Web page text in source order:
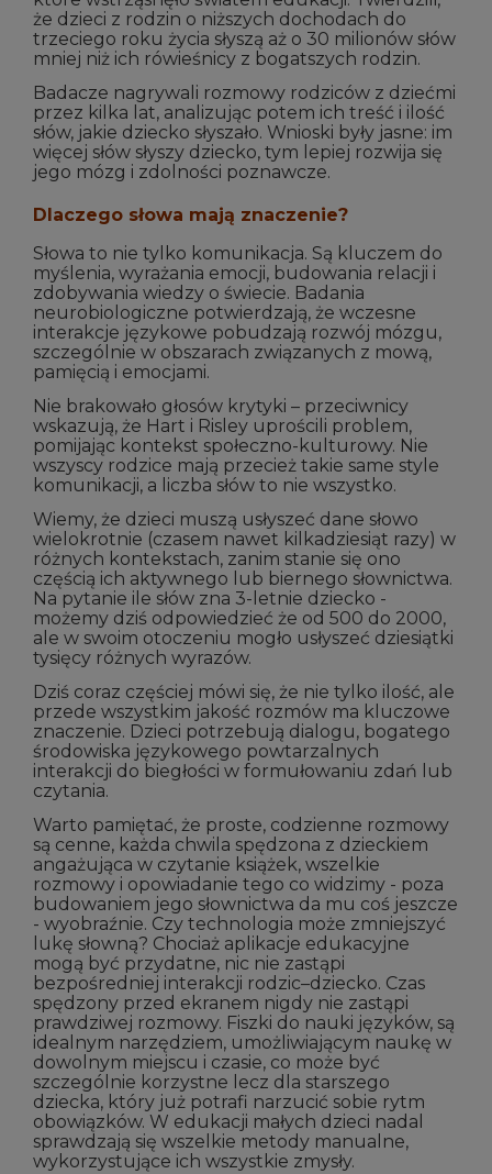
że dzieci z rodzin o niższych dochodach do
trzeciego roku życia słyszą aż o 30 milionów słów
mniej niż ich rówieśnicy z bogatszych rodzin.
Badacze nagrywali rozmowy rodziców z dziećmi
przez kilka lat, analizując potem ich treść i ilość
słów, jakie dziecko słyszało. Wnioski były jasne: im
więcej słów słyszy dziecko, tym lepiej rozwija się
jego mózg i zdolności poznawcze.
Dlaczego słowa mają znaczenie?
Słowa to nie tylko komunikacja. Są kluczem do
myślenia, wyrażania emocji, budowania relacji i
zdobywania wiedzy o świecie. Badania
neurobiologiczne potwierdzają, że wczesne
interakcje językowe pobudzają rozwój mózgu,
szczególnie w obszarach związanych z mową,
pamięcią i emocjami.
Nie brakowało głosów krytyki – przeciwnicy
wskazują, że Hart i Risley uprościli problem,
pomijając kontekst społeczno-kulturowy. Nie
wszyscy rodzice mają przecież takie same style
komunikacji, a liczba słów to nie wszystko.
Wiemy, że dzieci muszą usłyszeć dane słowo
wielokrotnie (czasem nawet kilkadziesiąt razy) w
różnych kontekstach, zanim stanie się ono
częścią ich aktywnego lub biernego słownictwa.
Na pytanie ile słów zna 3-letnie dziecko -
możemy dziś odpowiedzieć że od 500 do 2000,
ale w swoim otoczeniu mogło usłyszeć dziesiątki
tysięcy różnych wyrazów.
Dziś coraz częściej mówi się, że nie tylko ilość, ale
przede wszystkim jakość rozmów ma kluczowe
znaczenie. Dzieci potrzebują dialogu, bogatego
środowiska językowego powtarzalnych
interakcji do biegłości w formułowaniu zdań lub
czytania.
Warto pamiętać, że proste, codzienne rozmowy
są cenne, każda chwila spędzona z dzieckiem
angażująca w czytanie książek, wszelkie
rozmowy i opowiadanie tego co widzimy - poza
budowaniem jego słownictwa da mu coś jeszcze
- wyobraźnie. Czy technologia może zmniejszyć
lukę słowną? Chociaż aplikacje edukacyjne
mogą być przydatne, nic nie zastąpi
bezpośredniej interakcji rodzic–dziecko. Czas
spędzony przed ekranem nigdy nie zastąpi
prawdziwej rozmowy. Fiszki do nauki języków, są
idealnym narzędziem, umożliwiającym naukę w
dowolnym miejscu i czasie, co może być
szczególnie korzystne lecz dla starszego
dziecka, który już potrafi narzucić sobie rytm
obowiązków. W edukacji małych dzieci nadal
sprawdzają się wszelkie metody manualne,
wykorzystujące ich wszystkie zmysły.